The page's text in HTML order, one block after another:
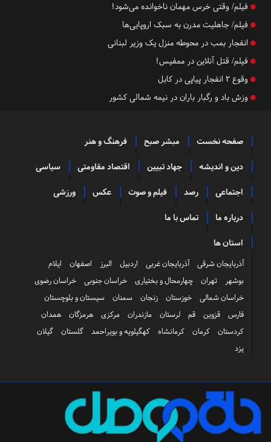
فیلم/ وقتی خرس مهمان ناخوانده می‌شود!
فیلم/ جاهلیت مدرن به سبک اروپایی‌ها
انفجار بمب در محوطه منزل یک وزیر لبنانی
فیلم/ قتل آنلاین در ممفیس!
وقوع ۲ انفجار پیاپی در کابل
وزش باد و رگبار باران در نیمه شمالی کشور
صفحه نخست مبشر صبح فرهنگ و هنر
دین و اندیشه جهاد تبیین اقتصاد مقاومتی سیاسی
اجتماعی رصد فیلم و صوت عکس ورزشی
درباره ما تماس با ما
استان ها
آذربایجان شرقی آذربایجان غربی اردبیل البرز اصفهان
ایلام
بوشهر
تهران چهارمحال و بختیاری خراسان جنوبی
خراسان رضوی
خراسان شمالی
خوزستان زنجان سمنان
سیستان و بلوچستان
فارس
قزوین قم لرستان مازندران مرکزی هرمزگان
همدان
کردستان
کرمان کرمانشاه کهگیلویه و بویراحمد گلستان
گیلان
یزد